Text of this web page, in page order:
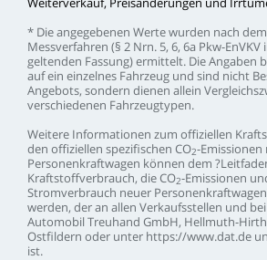
* Dieangegebenen Wertewurden nach dem
Messverfahren (§ 2 Nrn. 5, 6, 6a Pkw-EnVKV
geltenden Fassung)ermittelt. DieAngaben
aufein einzelnes Fahrzeug und sind nicht
Angebots, sondern dienen allein
verschiedenen Fahrzeugtypen.
Weitere Informationen zum offiziellen
den offiziellen spezifischen CO2-Emissionen
Personenkraftwagen können dem
Kraftstoffverbrauch, dieCO2-Emissionen
Stromverbrauch neuer
werden, deran allen Verkaufsstellen und bei
AutomobilTreuhand GmbH, Hellmuth-
Ostfildern oder unter https://www.dat.de
ist.